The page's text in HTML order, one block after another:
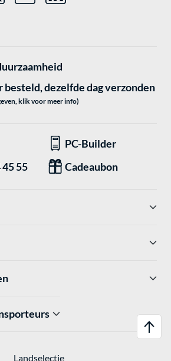
besteld, dezelfde dag verzonden
klik voor meer info)
PC-Builder
45 55
Cadeaubon
Landselectie